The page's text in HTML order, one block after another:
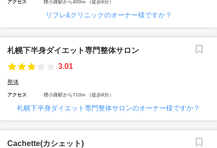
アクセス 狸小路駅から400m （徒歩6分）
リフレ&クリニックのオーナー様ですか？
札幌下半身ダイエット専門整体サロン
3.01
整体
アクセス 狸小路駅から710m （徒歩9分）
札幌下半身ダイエット専門整体サロンのオーナー様ですか？
Cachette(カシェット)